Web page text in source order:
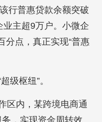
行普惠贷款余额突破
主超9万户。小微企
分点，真正实现“普惠
级枢纽”。
区内，某跨境电商通